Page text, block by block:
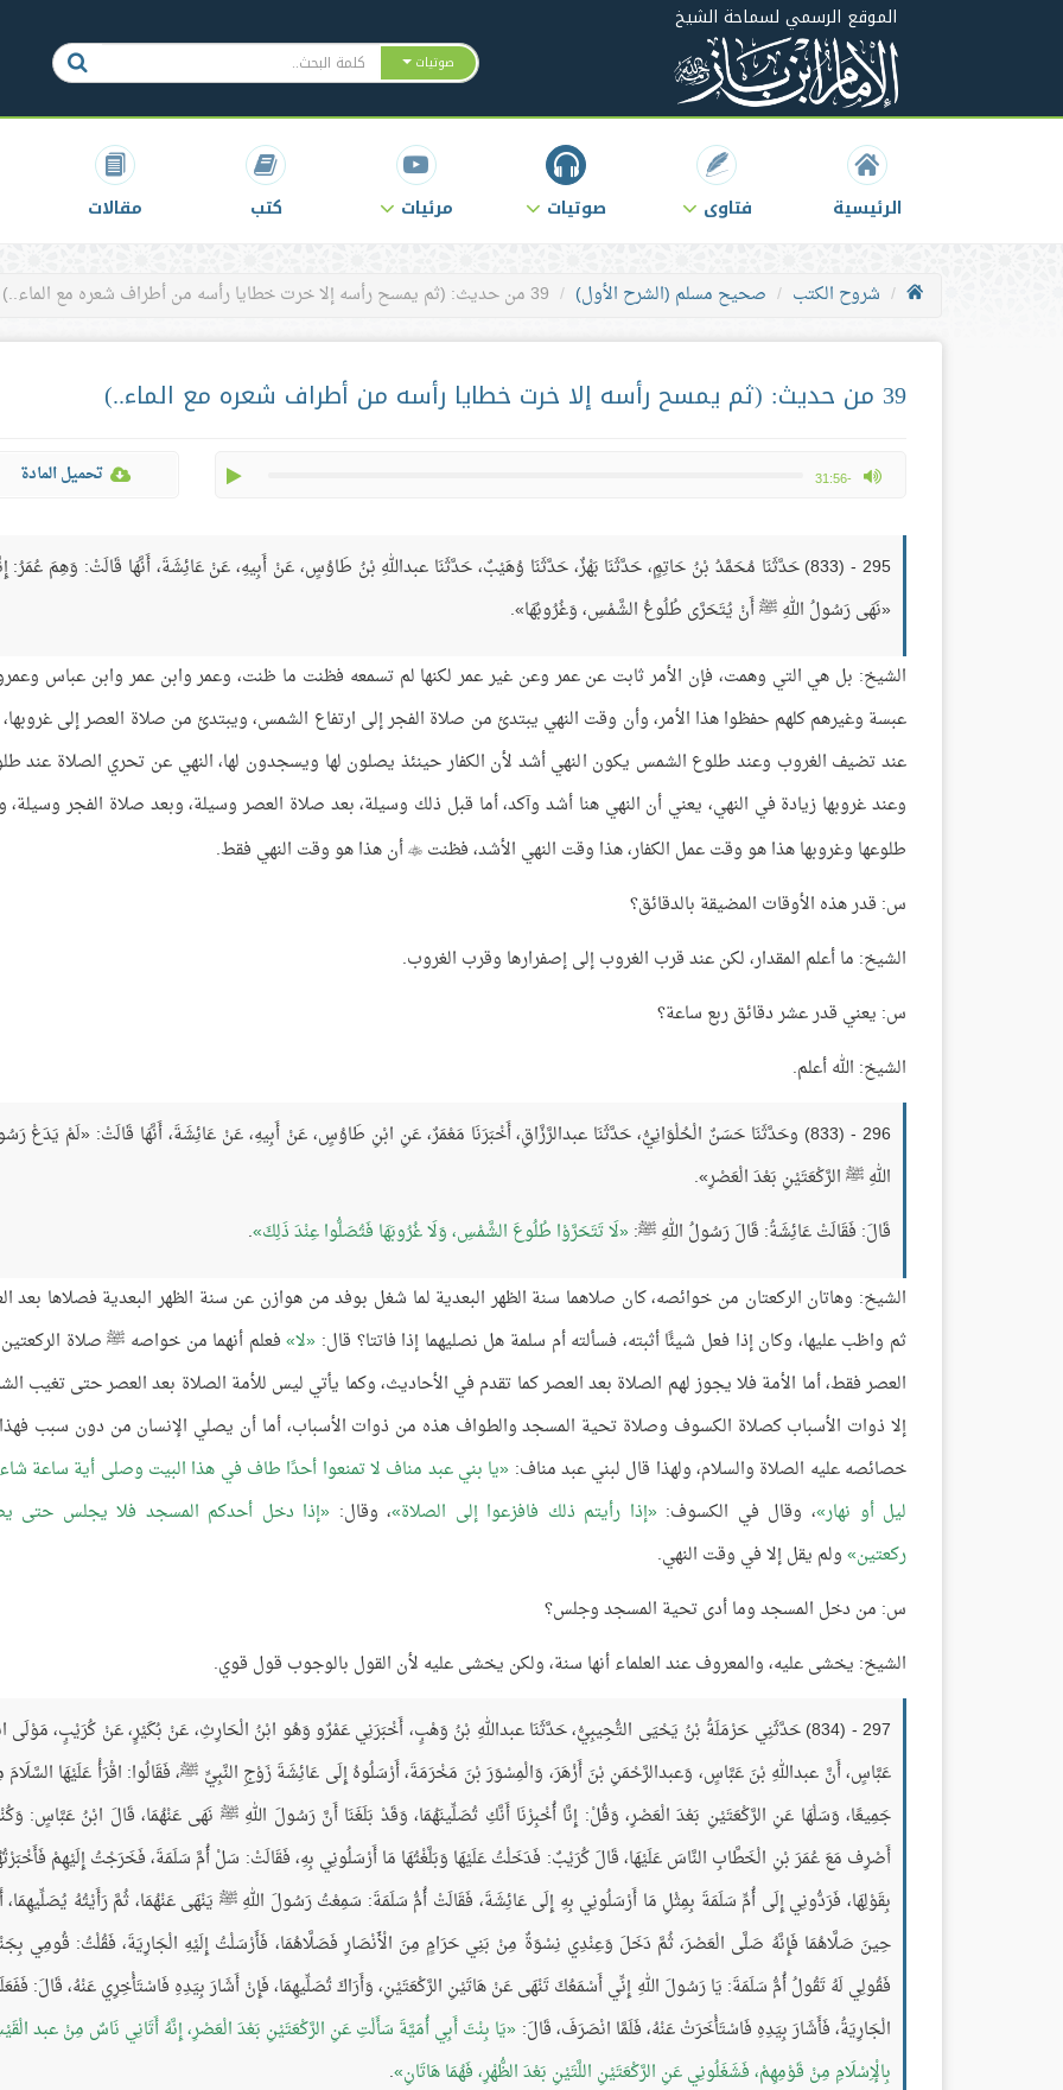
الموقع الرسمي لسماحة الشيخ
صوتيات
الرئيسية فتاوى صوتيات مرئيات كتب مقالات
شروح الكتب صحيح مسلم (الشرح الأول) 39 من حديث: (ثم يمسح رأسه إلا خرت خطايا رأسه من أطراف شعره مع الماء..)
39 من حديث: (ثم يمسح رأسه إلا خرت خطايا رأسه من أطراف شعره مع الماء..)
-31:56
max volume تحميل المادة
295 - (833) حَدَّثَنَا مُحَمَّدُ بْنُ حَاتِمٍ، حَدَّثَنَا بَهْزٌ، حَدَّثَنَا وُهَيْبٌ، حَدَّثَنَا عبداللهِ بْنُ طَاوُسٍ، عَنْ أَبِيهِ، عَنْ عَائِشَةَ، أَنَّهَا قَالَتْ: وَهِمَ عُمَرُ:
«نَهَى رَسُولُ اللهِ ﷺ أَنْ يُتَحَرَّى طُلُوعُ الشَّمْسِ، وَغُرُوبُهَا».
الشيخ: بل هي التي وهمت، فإن الأمر ثابت عن عمر وعن غير عمر لكنها لم تسمعه فظنت ما ظنت، وعمر وابن عمر وابن عباس
عبسة وغيرهم كلهم حفظوا هذا الأمر، وأن وقت النهي يبتدئ من صلاة الفجر إلى ارتفاع الشمس، ويبتدئ من صلاة العصر إلى
عند تضيف الغروب وعند طلوع الشمس يكون النهي أشد لأن الكفار حينئذ يصلون لها ويسجدون لها، النهي عن تحري الصلاة عند
وعند غروبها زيادة في النهي، يعني أن النهي هنا أشد وآكد، أما قبل ذلك وسيلة، بعد صلاة العصر وسيلة، وبعد صلاة الفجر وسيلة،
طلوعها وغروبها هذا هو وقت عمل الكفار، هذا وقت النهي الأشد، فظنت  أن هذا هو وقت النهي فقط.
س: قدر هذه الأوقات المضيقة بالدقائق؟
الشيخ: ما أعلم المقدار، لكن عند قرب الغروب إلى إصفرارها وقرب الغروب.
س: يعني قدر عشر دقائق ربع ساعة؟
الشيخ: الله أعلم.
296 - (833) وحَدَّثَنَا حَسَنٌ الْحُلْوَانِيُّ، حَدَّثَنَا عبدالرَّزَّاقِ، أَخْبَرَنَا مَعْمَرٌ، عَنِ ابْنِ طَاوُسٍ، عَنْ أَبِيهِ، عَنْ عَائِشَةَ، أَنَّهَا قَالَتْ: «لَمْ يَدَعْ
اللهِ ﷺ الرَّكْعَتَيْنِ بَعْدَ الْعَصْرِ».
قَالَ: فَقَالَتْ عَائِشَةُ: قَالَ رَسُولُ اللهِ ﷺ: لَا تَتَحَرَّوْا طُلُوعَ الشَّمْسِ، وَلَا غُرُوبَهَا فَتُصَلُّوا عِنْدَ ذَلِكَ .
الشيخ: وهاتان الركعتان من خوائصه، كان صلاهما سنة الظهر البعدية لما شغل بوفد من هوازن عن سنة الظهر البعدية فصلاها بعد
ثم واظب عليها، وكان إذا فعل شيئًا أثبته، فسألته أم سلمة هل نصليهما إذا فاتتا؟ قال: لا فعلم أنهما من خواصه ﷺ صلاة
العصر فقط، أما الأمة فلا يجوز لهم الصلاة بعد العصر كما تقدم في الأحاديث، وكما يأتي ليس للأمة الصلاة بعد العصر حتى تغيب
إلا ذوات الأسباب كصلاة الكسوف وصلاة تحية المسجد والطواف هذه من ذوات الأسباب، أما أن يصلي الإنسان من دون سبب
خصائصه عليه الصلاة والسلام، ولهذا قال لبني عبد مناف: يا بني عبد مناف لا تمنعوا أحدًا طاف في هذا البيت وصلى أية ساعة
ليل أو نهار ، وقال في الكسوف: إذا رأيتم ذلك فافزعوا إلى الصلاة ، وقال:
إذا دخل أحدكم المسجد فلا يجلس حتى
ركعتين ولم يقل إلا في وقت النهي.
س: من دخل المسجد وما أدى تحية المسجد وجلس؟
الشيخ: يخشى عليه، والمعروف عند العلماء أنها سنة، ولكن يخشى عليه لأن القول بالوجوب قول قوي.
297 - (834) حَدَّثَنِي حَرْمَلَةُ بْنُ يَحْيَى التُّجِيبِيُّ، حَدَّثَنَا عبداللهِ بْنُ وَهْبٍ، أَخْبَرَنِي عَمْرٌو وَهُو ابْنُ الْحَارِثِ، عَنْ بُكَيْرٍ، عَنْ كُرَيْبٍ، مَوْلَى
عَبَّاسٍ، أَنَّ عبداللهِ بْنَ عَبَّاسٍ، وَعبدالرَّحْمَنِ بْنَ أَزْهَرَ، وَالْمِسْوَرَ بْنَ مَخْرَمَةَ، أَرْسَلُوهُ إِلَى عَائِشَةَ زَوْجِ النَّبِيِّ ﷺ، فَقَالُوا: اقْرَأْ عَلَيْهَا السَّلَامَ
جَمِيعًا، وَسَلْهَا عَنِ الرَّكْعَتَيْنِ بَعْدَ الْعَصْرِ، وَقُلْ: إِنَّا أُخْبِرْنَا أَنَّكِ تُصَلِّينَهُمَا، وَقَدْ بَلَغَنَا أَنَّ رَسُولَ اللهِ ﷺ نَهَى عَنْهُمَا، قَالَ ابْنُ عَبَّاسٍ:
أَصْرِف مَعَ عُمَرَ بْنِ الْخَطَّابِ النَّاسَ عَلَيْهَا، قَالَ كُرَيْبٌ: فَدَخَلْتُ عَلَيْهَا وَبَلَّغْتُهَا مَا أَرْسَلُونِي بِهِ، فَقَالَتْ: سَلْ أُمَّ سَلَمَةَ، فَخَرَجْتُ إِلَيْهِمْ
بِقَوْلِهَا، فَرَدُّونِي إِلَى أُمِّ سَلَمَةَ بِمِثْلِ مَا أَرْسَلُونِي بِهِ إِلَى عَائِشَةَ، فَقَالَتْ أُمُّ سَلَمَةَ: سَمِعْتُ رَسُولَ اللهِ ﷺ يَنْهَى عَنْهُمَا، ثُمَّ رَأَيْتُهُ يُصَلِّيهِمَا،
حِينَ صَلَّاهُمَا فَإِنَّهُ صَلَّى الْعَصْرَ، ثُمَّ دَخَلَ وَعِنْدِي نِسْوَةٌ مِنْ بَنِي حَرَامٍ مِنَ الْأَنْصَارِ فَصَلَّاهُمَا، فَأَرْسَلْتُ إِلَيْهِ الْجَارِيَةَ، فَقُلْتُ: قُومِي
فَقُولِي لَهُ تَقُولُ أُمُّ سَلَمَةَ: يَا رَسُولَ اللهِ إِنِّي أَسْمَعُكَ تَنْهَى عَنْ هَاتَيْنِ الرَّكْعَتَيْنِ، وَأَرَاكَ تُصَلِّيهِمَا، فَإِنْ أَشَارَ بِيَدِهِ فَاسْتَأْخِرِي عَنْهُ، قَالَ:
الْجَارِيَةُ، فَأَشَارَ بِيَدِهِ فَاسْتَأْخَرَتْ عَنْهُ، فَلَمَّا انْصَرَفَ، قَالَ: يَا بِنْتَ أَبِي أُمَيَّةَ سَأَلْتِ عَنِ الرَّكْعَتَيْنِ بَعْدَ الْعَصْرِ، إِنَّهُ أَتَانِي نَاسٌ مِنْ عبد
بِالْإِسْلَامِ مِنْ قَوْمِهِمْ، فَشَغَلُونِي عَنِ الرَّكْعَتَيْنِ اللَّتَيْنِ بَعْدَ الظُّهْرِ، فَهُمَا هَاتَانِ .